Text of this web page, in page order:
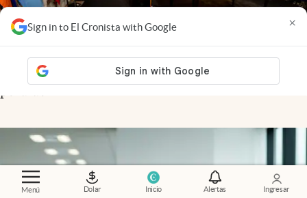
Menú Dolar Inicio Alertas Ingresar
Sign in to El Cronista with Google ×
Economía al día.Las provincias recibieron más
fondos en julio, pero todavía no recuperan lo